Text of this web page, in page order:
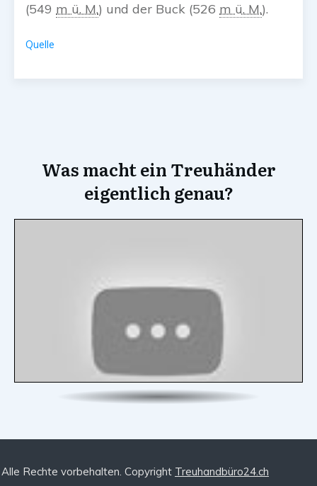
(549 m ü. M.) und der Buck (526 m ü. M.).
Quelle
Was macht ein Treuhänder
eigentlich genau?
Alle Rechte vorbehalten. Copyright Treuhandbüro24.ch